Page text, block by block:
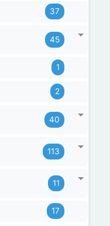
37
45
1
2
40
113
11
17